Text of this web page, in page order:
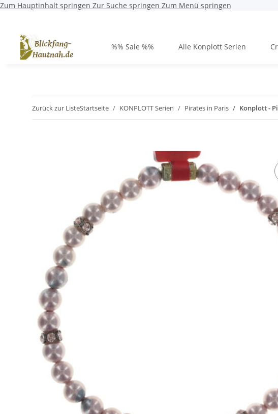
Zum Hauptinhalt springen Zur Suche springen Zum Menü springen
%% Sale %% Alle Konplott Serien
Zurück zur ListeStartseite KONPLOTT Serien Pirates in Paris Konplott -